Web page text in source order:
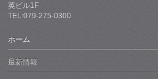
英ビル1F
TEL:079-275-0300
ホーム
最新情報